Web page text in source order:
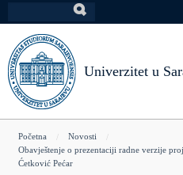
na
glavni
sadržaj
Univerzitet u
You
are
Početna
Novosti
Obavještenje o prezentaciji radne verzije
Ćetković Pećar